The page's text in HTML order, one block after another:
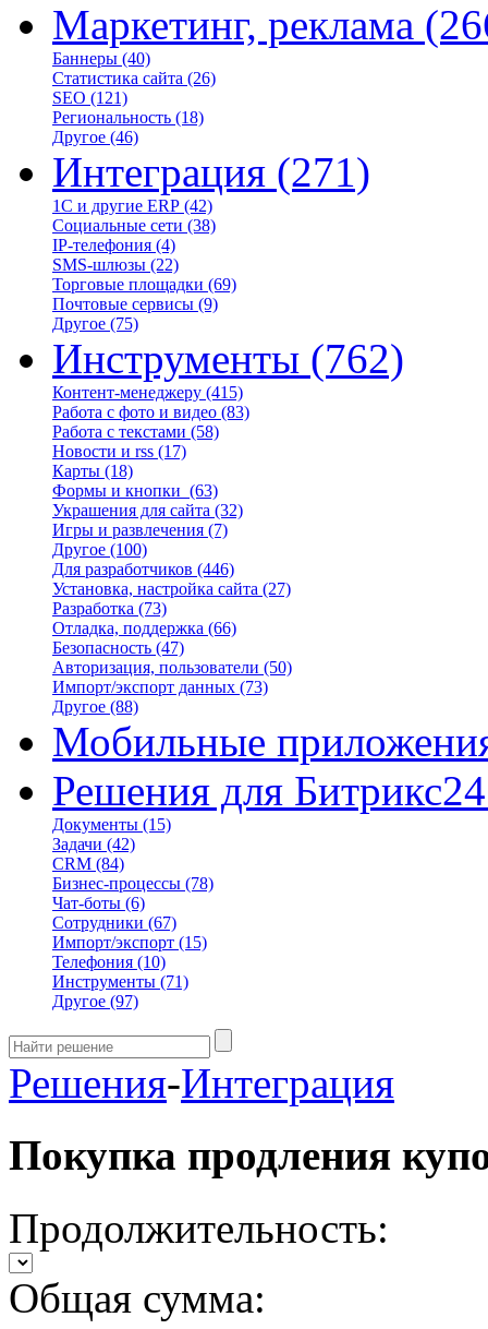
Маркетинг, реклама
Баннеры (40)
Статистика сайта (26)
SEO (121)
Региональность (18)
Другое (46)
Интеграция (271)
1С и другие ERP (42)
Социальные сети (38)
IP-телефония (4)
SMS-шлюзы (22)
Торговые площадки (69)
Почтовые сервисы (9)
Другое (75)
Инструменты (762)
Контент-менеджеру (415)
Работа с фото и видео (83)
Работа с текстами (58)
Новости и rss (17)
Карты (18)
Формы и кнопки (63)
Украшения для сайта (32)
Игры и развлечения (7)
Другое (100)
Для разработчиков (446)
Установка, настройка сайта (27)
Разработка (73)
Отладка, поддержка (66)
Безопасность (47)
Авторизация, пользователи (50)
Импорт/экспорт данных (73)
Другое (88)
Мобильные
Решения для Битрикс24
Документы (15)
Задачи (42)
CRM (84)
Бизнес-процессы (78)
Чат-боты (6)
Сотрудники (67)
Импорт/экспорт (15)
Телефония (10)
Инструменты (71)
Другое (97)
Решения-Интеграция
Покупка продления
Продолжительность:
Общая сумма: